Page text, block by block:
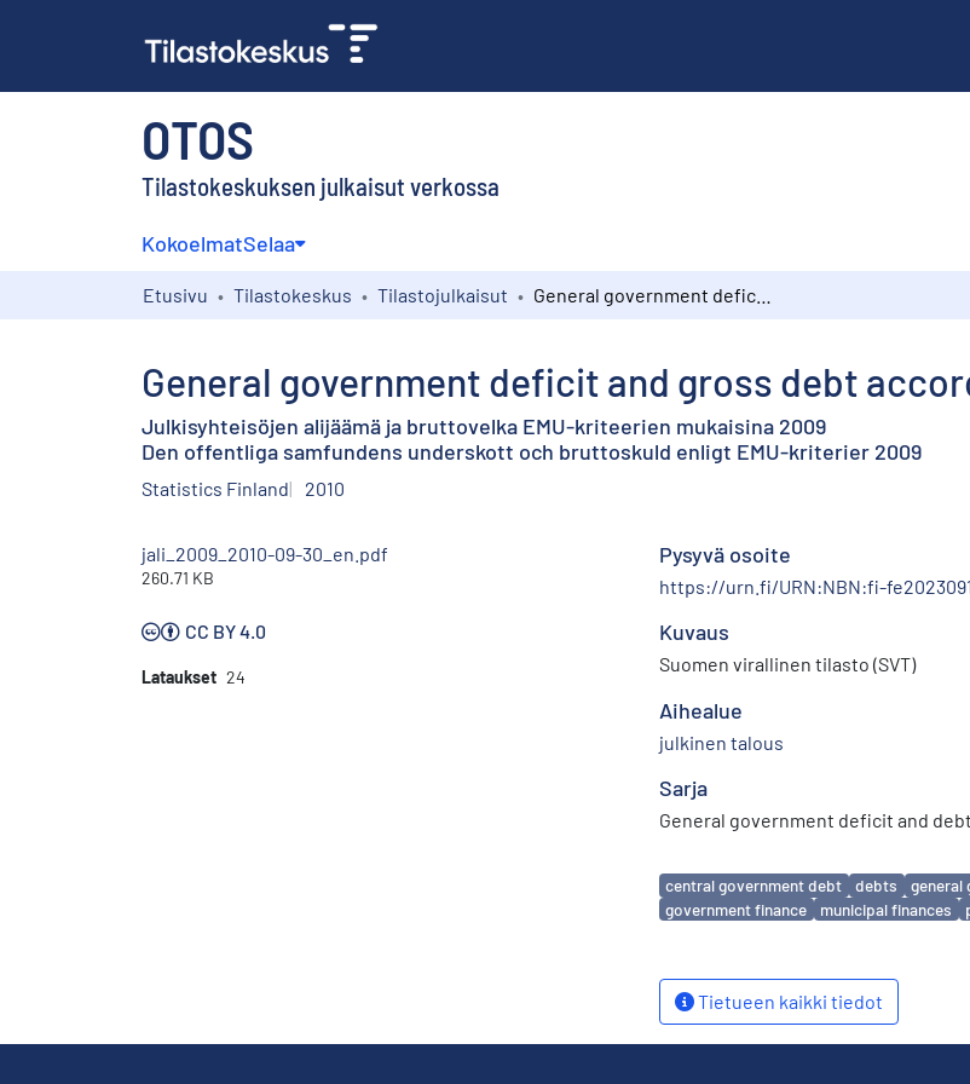
OTOS
Tilastokeskuksen julkaisut verkossa
KokoelmatSelaa
Etusivu Tilastokeskus Tilastojulkaisut
General government deficit and gross debt
Julkisyhteisöjen alijäämä ja bruttovelka EMU-kriteerien mukaisina 2009
Den offentliga samfundens underskott och bruttoskuld enligt EMU-kriterier 2009
Statistics Finland 2010
jali_2009_2010-09-30_en.pdf
260.71 KB
CC BY 4.0
Lataukset 24
Pysyvä osoite
https://urn.fi/URN:NBN:fi-
Kuvaus
Suomen virallinen tilasto (SVT)
Aihealue
julkinen talous
Sarja
General government deficit and debt
Avainsanat
central government debt debts general
government finance
municipal finances
Tietueen kaikki tiedot